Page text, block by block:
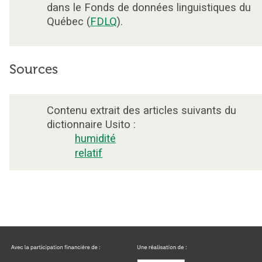
dans le Fonds de données linguistiques du
Québec (FDLQ).
Sources
Contenu extrait des articles suivants du
dictionnaire Usito :
humidité
relatif